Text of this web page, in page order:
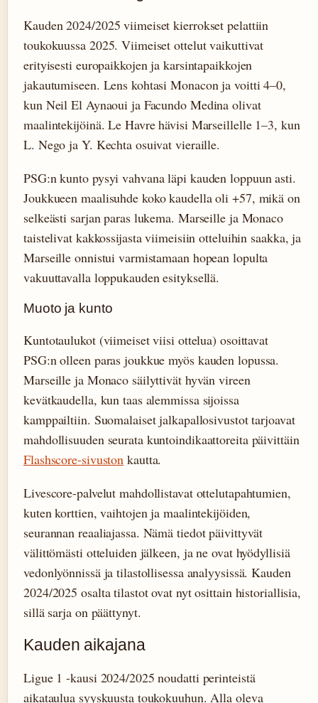
Kauden 2024/2025 viimeiset kierrokset pelattiin
toukokuussa 2025. Viimeiset ottelut vaikuttivat
erityisesti europaikkojen ja karsintapaikkojen
jakautumiseen. Lens kohtasi Monacon ja voitti 4–0,
kun Neil El Aynaoui ja Facundo Medina olivat
maalintekijöinä. Le Havre hävisi Marseillelle 1–3, kun
L. Nego ja Y. Kechta osuivat vieraille.
PSG:n kunto pysyi vahvana läpi kauden loppuun asti.
Joukkueen maalisuhde koko kaudella oli +57, mikä on
selkeästi sarjan paras lukema. Marseille ja Monaco
taistelivat kakkossijasta viimeisiin otteluihin saakka, ja
Marseille onnistui varmistamaan hopean lopulta
vakuuttavalla loppukauden esityksellä.
Muoto ja kunto
Kuntotaulukot (viimeiset viisi ottelua) osoittavat
PSG:n olleen paras joukkue myös kauden lopussa.
Marseille ja Monaco säilyttivät hyvän vireen
kevätkaudella, kun taas alemmissa sijoissa
kamppailtiin. Suomalaiset jalkapallosivustot tarjoavat
mahdollisuuden seurata kuntoindikaattoreita päivittäin
Flashscore-sivuston kautta.
Livescore-palvelut mahdollistavat ottelutapahtumien,
kuten korttien, vaihtojen ja maalintekijöiden,
seurannan reaaliajassa. Nämä tiedot päivittyvät
välittömästi otteluiden jälkeen, ja ne ovat hyödyllisiä
vedonlyönnissä ja tilastollisessa analyysissä. Kauden
2024/2025 osalta tilastot ovat nyt osittain historiallisia,
sillä sarja on päättynyt.
Kauden aikajana
Ligue 1 -kausi 2024/2025 noudatti perinteistä
aikataulua syyskuusta toukokuuhun. Alla oleva